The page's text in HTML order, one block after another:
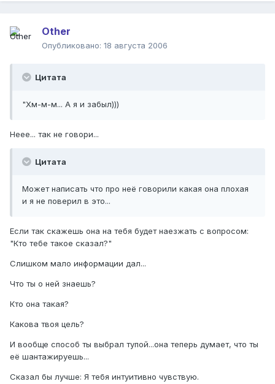
Other
Опубликовано: 18 августа 2006
Цитата
"Хм-м-м... А я и забыл)))
Неее... так не говори...
Цитата
Может написать что про неё говорили какая она плохая
и я не поверил в это...
Если так скажешь она на тебя будет наезжать с вопросом:
"Кто тебе такое сказал?"
Слишком мало информации дал...
Что ты о ней знаешь?
Кто она такая?
Какова твоя цель?
И вообще способ ты выбрал тупой...она теперь думает, что ты
её шантажируешь...
Сказал бы лучше: Я тебя интуитивно чувствую.